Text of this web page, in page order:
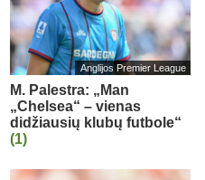
Anglijos Premier League
M. Palestra: „Man
„Chelsea“ – vienas
didžiausių klubų futbole“
(1)